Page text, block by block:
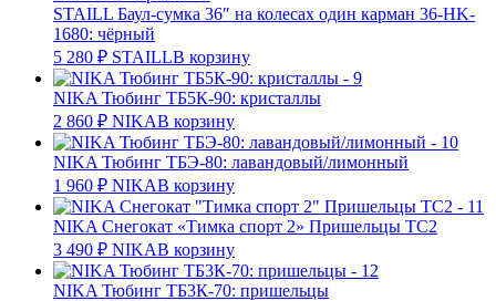
STAILL Баул-сумка 36″ на колесах один карман 36-HK-
1680: чёрный
5 280 ₽ STAILLВ корзину
NIKA Тюбинг ТБ5К-90: кристаллы
2 860 ₽ NIKAВ корзину
NIKA Тюбинг ТБЭ-80: лавандовый/лимонный
1 960 ₽ NIKAВ корзину
NIKA Снегокат «Тимка спорт 2» Пришельцы ТС2
3 490 ₽ NIKAВ корзину
NIKA Тюбинг ТБ3К-70: пришельцы